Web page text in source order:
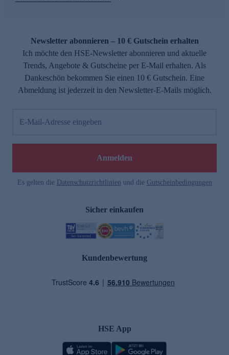
Newsletter abonnieren – 10 € Gutschein erhalten
Ich möchte den HSE-Newsletter abonnieren und aktuelle
Trends, Angebote & Gutscheine per E-Mail erhalten. Als
Dankeschön bekommen Sie einen 10 € Gutschein. Eine
Abmeldung ist jederzeit in den Newsletter-E-Mails möglich.
E-Mail-Adresse eingeben
Anmelden
Es gelten die Datenschutzrichtlinien und die Gutscheinbedingungen
Sicher einkaufen
Kundenbewertung
HSE App